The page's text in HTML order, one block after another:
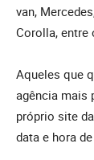
van,
Corolla, entre
Aqueles que
agência mais
próprio site
data e hora de